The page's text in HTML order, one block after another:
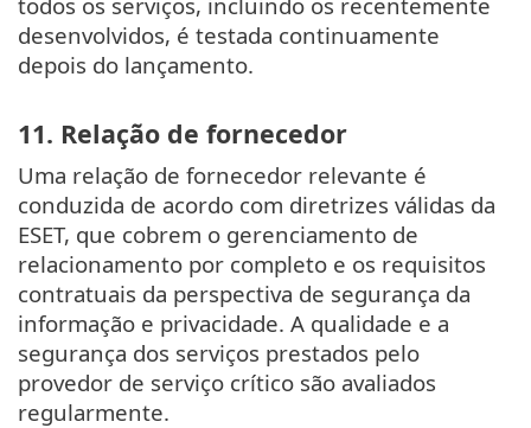
desenvolvidos, é testada continuamente
depois do lançamento.
11. Relação de fornecedor
Uma relação de fornecedor relevante é
conduzida de acordo com diretrizes válidas da
ESET, que cobrem o gerenciamento de
relacionamento por completo e os requisitos
contratuais da perspectiva de segurança da
informação e privacidade. A qualidade e a
segurança dos serviços prestados pelo
provedor de serviço crítico são avaliados
regularmente.